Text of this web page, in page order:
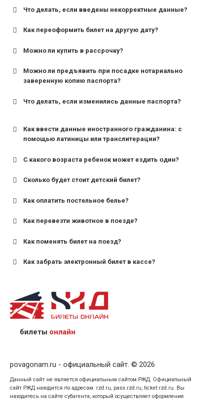
Что делать, если введены некорректные данные?
Как переоформить билет на другую дату?
Можно ли купить в рассрочку?
Можно ли предъявить при посадке нотариально
заверенную копию паспорта?
Что делать, если изменились данные паспорта?
Как ввести данные иностранного гражданина: с
помощью латиницы или транслитерации?
С какого возраста ребенок может ездить один?
для поездов дальнего следования — от 10 лет и
для пригородных поездов — от 7 лет.
Сколько будет стоит детский билет?
Как оплатить постельное белье?
Как перевезти животное в поезде?
Как поменять билет на поезд?
Как забрать электронный билет в кассе?
назвав кассиру 14-значный номер заказа;
предъявив удостоверение личности пассажира, на
кого оформлен билет.
билеты онлайн
povagonam.ru - официальный сайт. © 2026
Данный сайт не является официальным сайтом РЖД. Официальный
сайт РЖД находится по адресам: rzd.ru, pass.rzd.ru, ticket.rzd.ru. Вы
находитесь на сайте субагента, который осуществляет оформление